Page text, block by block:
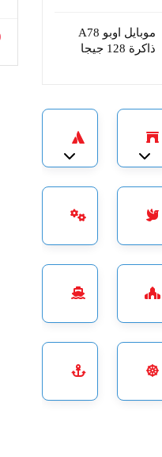
موبايل اوبو A78
ذاكرة 128 جيجا
Expand
Expand sub-categories
sub-categories
Expand